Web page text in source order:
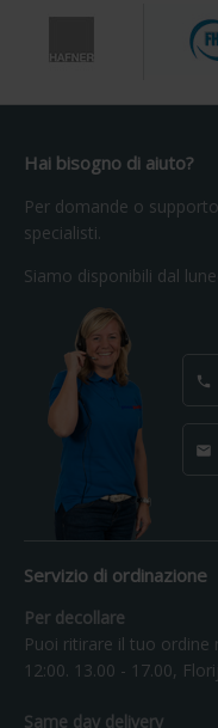
Hai bisogno di aiuto?
Per domande o
specialisti.
Siamo disponibili dal


Servizio di ordinazione
Per decollare
Puoi ritirare il tuo ordine
12:00. 13.00 - 17.00,
Same day delivery